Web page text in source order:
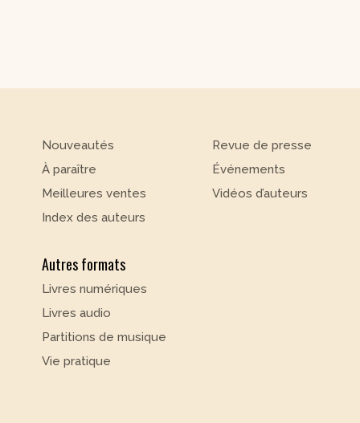
Nouveautés
À paraître
Meilleures ventes
Index des auteurs
Autres formats
Livres numériques
Livres audio
Partitions de musique
Vie pratique
Revue de presse
Événements
Vidéos d’auteurs